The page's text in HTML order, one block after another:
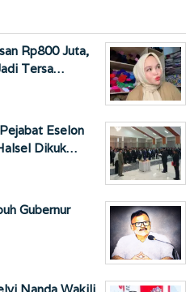
Rp800 Juta,
Tersa…
Eselon
Dikuk…
Gubernur